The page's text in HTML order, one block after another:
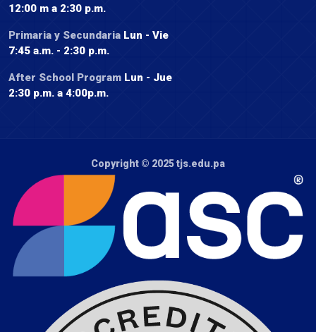
12:00 m a 2:30 p.m.
Primaria y Secundaria Lun - Vie
7:45 a.m. - 2:30 p.m.
After School Program Lun - Jue
2:30 p.m. a 4:00p.m.
Copyright © 2025tjs.edu.pa